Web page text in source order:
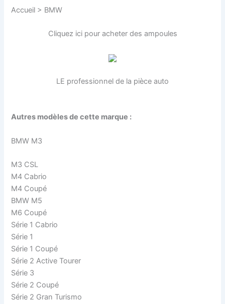
Accueil > BMW
Cliquez ici pour acheter des ampoules
LE professionnel de la pièce auto
Autres modèles de cette marque :
BMW M3
M3 CSL
M4 Cabrio
M4 Coupé
BMW M5
M6 Coupé
Série 1 Cabrio
Série 1
Série 1 Coupé
Série 2 Active Tourer
Série 3
Série 2 Coupé
Série 2 Gran Turismo